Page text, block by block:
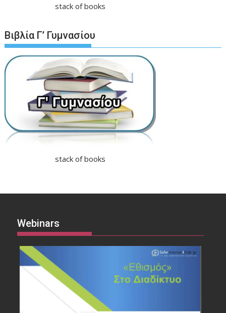
stack of books
Βιβλία Γ’ Γυμνασίου
stack of books
Webinars